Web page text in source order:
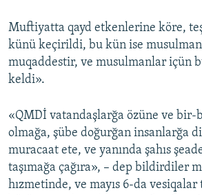
Muftiyatta qayd etkenlerine köre,
künü keçirildi, bu kün ise
muqaddestir, ve musulmanlar içün
keldi».
«QMDİ vatandaşlarğa özüne ve bir-
olmağa, şübe doğurğan insanlarğa
muracaat ete, ve yanında şahıs
taşımağa çağıra», – dep bildirdiler
hızmetinde, ve mayıs 6-da